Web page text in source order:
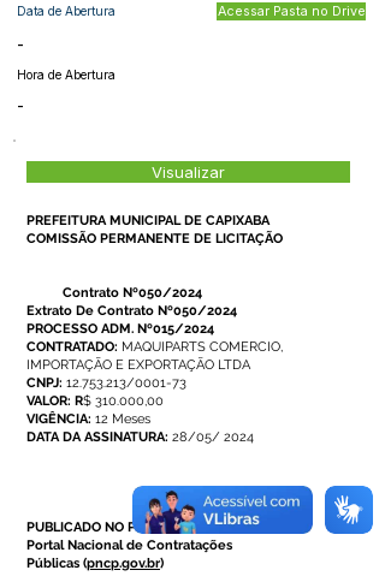
Data de Abertura
-
Hora de Abertura
Acessar Pasta no Drive
-
Visualizar
PREFEITURA MUNICIPAL DE CAPIXABA
COMISSÃO PERMANENTE DE LICITAÇÃO
Contrato Nº050/2024
Extrato De Contrato Nº050/2024
PROCESSO ADM. Nº015/2024
CONTRATADO: MAQUIPARTS COMERCIO,
IMPORTAÇÃO E EXPORTAÇÃO LTDA
CNPJ: 12.753.213/0001-73
VALOR: R$ 310.000,00
VIGÊNCIA: 12 Meses
DATA DA ASSINATURA: 28/05/ 2024
PUBLICADO NO PNCP:
Portal Nacional de Contratações
Públicas (pncp.gov.br)